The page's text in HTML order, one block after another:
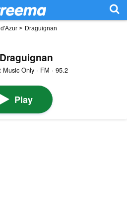
> Draguignan
Only · FM · 95.2
Play